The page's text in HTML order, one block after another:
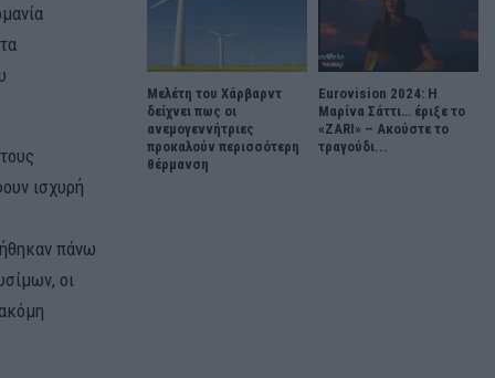
ισχυρή
πάνω
οι
Μελέτη του Χάρβαρντ
δείχνει πως οι
ανεμογεννήτριες
προκαλούν περισσότερη
θέρμανση
Eurovision 2024: Η
Μαρίνα Σάττι… έριξε το
«ZARI» – Ακούστε το
τραγούδι...